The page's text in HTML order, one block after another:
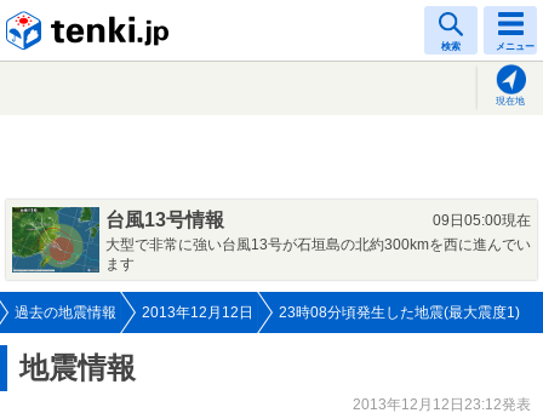
検索 メニュー
現在地
台風13号情報
09日05:00現在
大型で非常に強い台風13号が石垣島の北約300kmを西に進んでい
ます
過去の地震情報 2013年12月12日 23時08分頃発生した地震(最大震度1)
地震情報
2013年12月12日23:12発表